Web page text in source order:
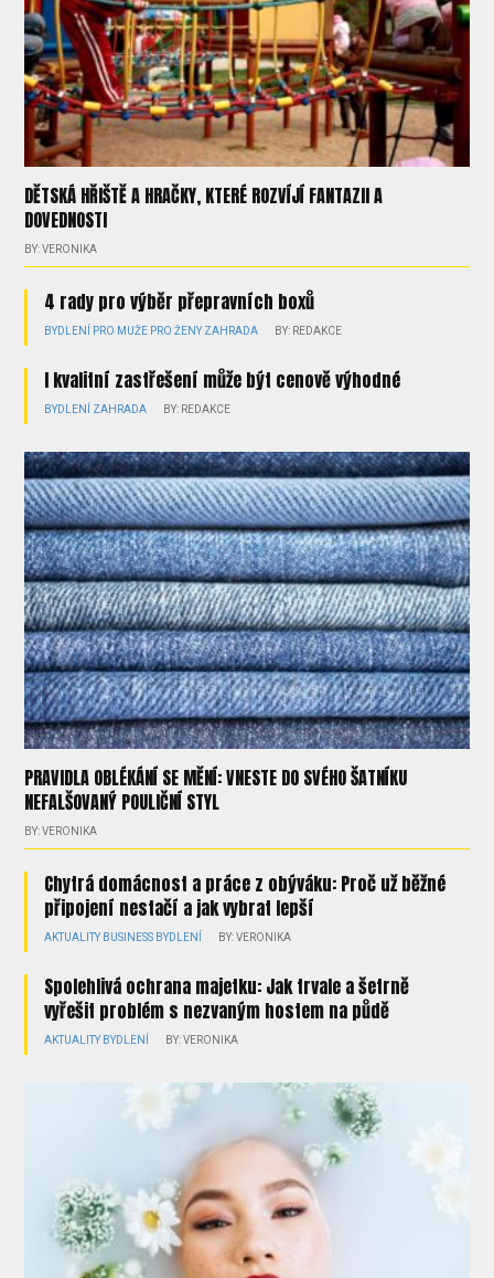
DĚTSKÁ HŘIŠTĚ A HRAČKY, KTERÉ ROZVÍJÍ FANTAZII A
DOVEDNOSTI
BY: VERONIKA
4 rady pro výběr přepravních boxů
BYDLENÍ PRO MUŽE PRO ŽENY ZAHRADA BY: REDAKCE
I kvalitní zastřešení může být cenově výhodné
BYDLENÍ ZAHRADA BY: REDAKCE
PRAVIDLA OBLÉKÁNÍ SE MĚNÍ: VNESTE DO SVÉHO ŠATNÍKU
NEFALŠOVANÝ POULIČNÍ STYL
BY: VERONIKA
Chytrá domácnost a práce z obýváku: Proč už běžné
připojení nestačí a jak vybrat lepší
AKTUALITY BUSINESS BYDLENÍ BY: VERONIKA
Spolehlivá ochrana majetku: Jak trvale a šetrně
vyřešit problém s nezvaným hostem na půdě
AKTUALITY BYDLENÍ BY: VERONIKA